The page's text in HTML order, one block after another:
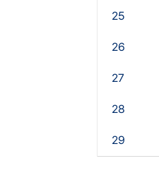
25
26
27
28
29